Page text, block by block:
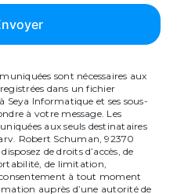
sont nécessaires aux
dans un fichier
Seya Informatique et ses sous-
à votre message. Les
aux seuls destinataires
Robert Schuman, 92370
de droits d’accès, de
de limitation,
à tout moment
auprès d’une autorité de